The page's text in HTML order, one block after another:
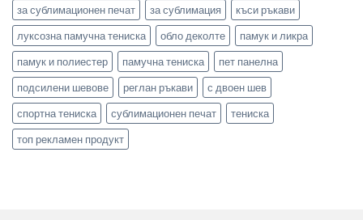
за сублимационен печат
за сублимация
къси ръкави
луксозна памучна тениска
обло деколте
памук и ликра
памук и полиестер
памучна тениска
пет панелна
подсилени шевове
реглан ръкави
с двоен шев
спортна тениска
сублимационен печат
тениска
топ рекламен продукт